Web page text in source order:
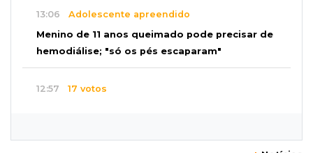
13:06 Adolescente apreendido
Menino de 11 anos queimado pode precisar de
hemodiálise; "só os pés escaparam"
12:57 17 votos